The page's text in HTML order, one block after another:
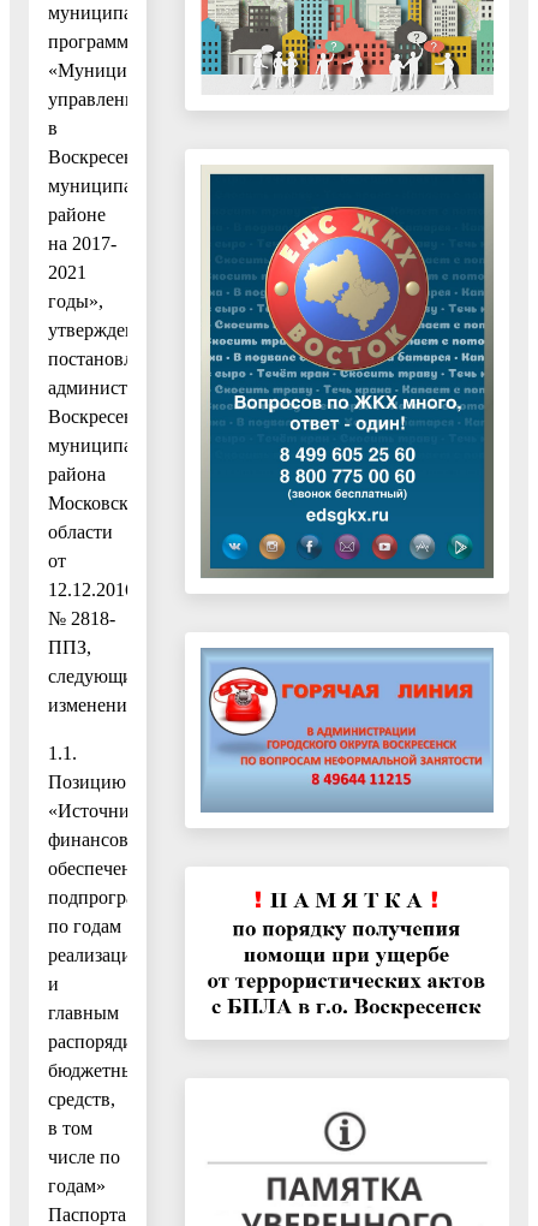
муниципальную
программу
«Муниципальное
управление
в
Воскресенском
муниципальном
районе
на 2017-
2021
годы»,
утвержденную
постановлением
администрации
Воскресенского
муниципального
района
Московской
области
от
12.12.2016
№ 2818-
ППЗ,
следующие
изменения:
1.1.
Позицию
«Источники
финансового
обеспечения
подпрограммы
по годам
реализации
и
главным
распорядителям
бюджетных
средств,
в том
числе по
годам»
Паспорта